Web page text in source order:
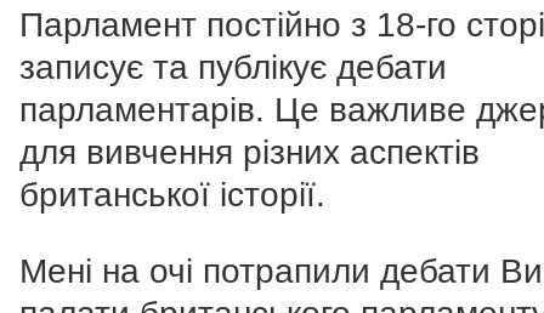
Парламент постійно з 18-го
записує та публікує дебати
парламентарів. Це важливе
для вивчення різних аспектів
британської історії.
Мені на очі потрапили дебати